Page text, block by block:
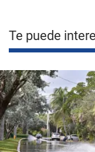
Te puede